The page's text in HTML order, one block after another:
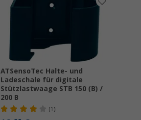
ATSensoTec Halte- und
Ladeschale für digitale
Stützlastwaage STB 150 (B) /
200 B
(1)